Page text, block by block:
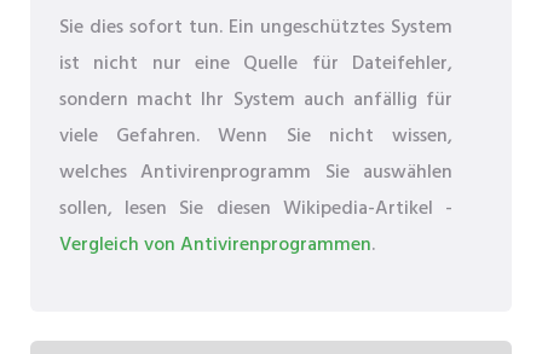
Sie dies sofort tun. Ein ungeschütztes System
ist nicht nur eine Quelle für Dateifehler,
sondern macht Ihr System auch anfällig für
viele Gefahren. Wenn Sie nicht wissen,
welches Antivirenprogramm Sie auswählen
sollen, lesen Sie diesen Wikipedia-Artikel -
Vergleich von Antivirenprogrammen.